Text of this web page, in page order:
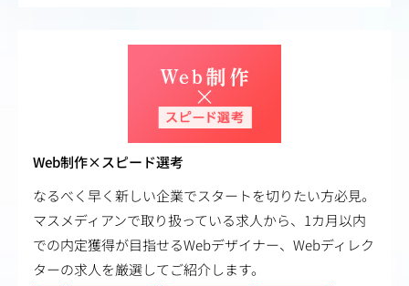
Web制作×スピード選考
なるべく早く新しい企業でスタートを切りたい方必見。
マスメディアンで取り扱っている求人から、1カ月以内
での内定獲得が目指せるWebデザイナー、Webディレク
ターの求人を厳選してご紹介します。